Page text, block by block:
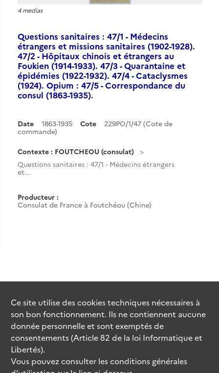
4 medias
Questions sanitaires : 47/1 - Médecins
étrangers et missions sanitaires (1902-1928).
47/2 - Hôpitaux chinois et étrangers au
Foukien (1914-1933). 47/3 - Quarantaine et
épidémies (1922-1932). 47/4 - Cataclysmes
(1924). Opium : 47/5 - Correspondance du
consul (1863-1935).
Date 1863-1935 Cote
229PO/1/47 (Cote de
commande)
Contexte : FOUTCHEOU (consulat)
Questions sanitaires : 47/1 - Médecins étrangers
et...
Producteur :
Consulat de France à Foutchéou (Chine)
Ce site utilise descookiestechniques nécessaires à
son bon fonctionnement. Ils ne contiennent aucune
donnée personnelle et sont exemptés de
consentements (Article 82 de la loi Informatique et
Libertés).
Vous pouvez consulter les conditions générales